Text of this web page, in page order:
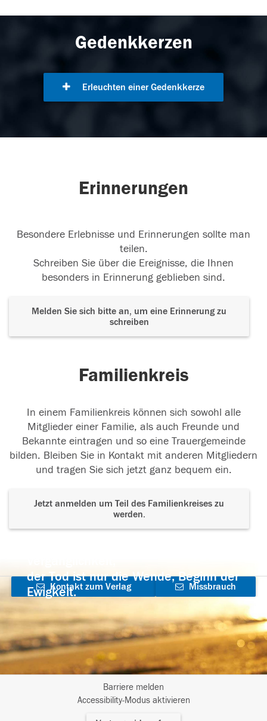
Gedenkkerzen
Erleuchten einer Gedenkkerze
Erinnerungen
Besondere Erlebnisse und Erinnerungen sollte man
teilen.
Schreiben Sie über die Ereignisse, die Ihnen
besonders in Erinnerung geblieben sind.
Melden Sie sich bitte an, um eine Erinnerung zu
schreiben
Familienkreis
In einem Familienkreis können sich sowohl alle
Mitglieder einer Familie, als auch Freunde und
Bekannte eintragen und so eine Trauergemeinde
bilden. Bleiben Sie in Kontakt mit anderen Mitgliedern
und tragen Sie sich jetzt ganz bequem ein.
Jetzt anmelden um Teil des Familienkreises zu
werden.
der Tod ist nur die Wende, Beginn der
Ewigkeit.
Kontakt zum Verlag
aufnehmen
Missbrauch
Barriere melden
Accessibility-Modus aktivieren